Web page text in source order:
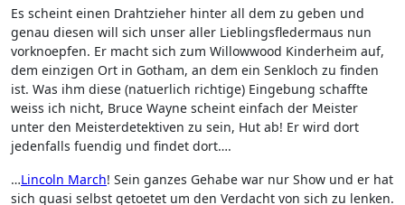
Es scheint einen Drahtzieher hinter all dem zu geben und
genau diesen will sich unser aller Lieblingsfledermaus nun
vorknoepfen. Er macht sich zum Willowwood Kinderheim auf,
dem einzigen Ort in Gotham, an dem ein Senkloch zu finden
ist. Was ihm diese (natuerlich richtige) Eingebung schaffte
weiss ich nicht, Bruce Wayne scheint einfach der Meister
unter den Meisterdetektiven zu sein, Hut ab! Er wird dort
jedenfalls fuendig und findet dort….
…Lincoln March! Sein ganzes Gehabe war nur Show und er hat
sich quasi selbst getoetet um den Verdacht von sich zu lenken.